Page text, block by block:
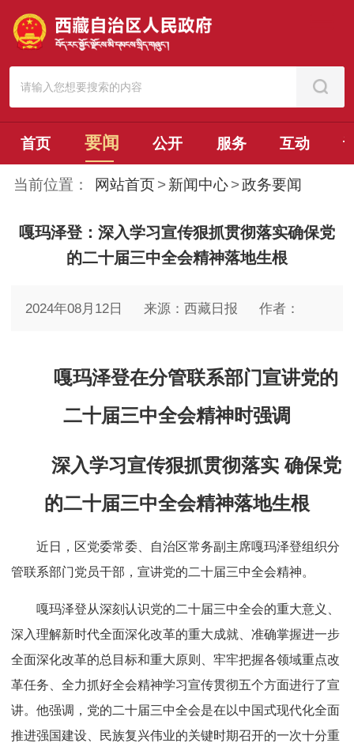
首页 要闻 公开 服务 互动
当前位置： 网站首页 > 新闻中心 >政务要闻
嘎玛泽登：深入学习宣传狠抓贯彻落实确保党
的二十届三中全会精神落地生根
2024年08月12日 来源：西藏日报 作者：
嘎玛泽登在分管联系部门宣讲党的
二十届三中全会精神时强调
深入学习宣传狠抓贯彻落实 确保党
的二十届三中全会精神落地生根
近日，区党委常委、自治区常务副主席嘎玛泽登组织分
管联系部门党员干部，宣讲党的二十届三中全会精神。
嘎玛泽登从深刻认识党的二十届三中全会的重大意义、
深入理解新时代全面深化改革的重大成就、准确掌握进一步
全面深化改革的总目标和重大原则、牢牢把握各领域重点改
革任务、全力抓好全会精神学习宣传贯彻五个方面进行了宣
讲。他强调，党的二十届三中全会是在以中国式现代化全面
推进强国建设、民族复兴伟业的关键时期召开的一次十分重